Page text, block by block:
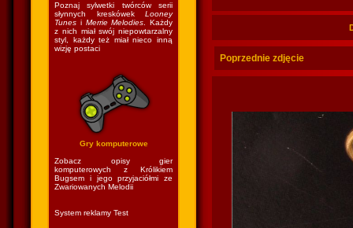
Poznaj sylwetki twórców serii
słynnych kreskówek Looney
Tunes i Merrie Melodies . Każdy
z nich miał swój niepowtarzalny
styl, każdy też miał nieco inną
wizję postaci
Gry komputerowe
Zobacz opisy gier
komputerowych z Królikiem
Bugsem i jego przyjaciółmi ze
Zwariowanych Melodii
System reklamy Test
Poprzednie zdjęcie